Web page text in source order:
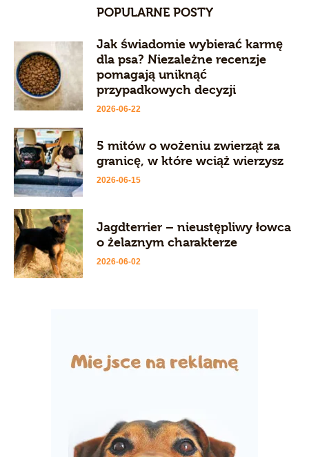
POPULARNE POSTY
Jak świadomie wybierać karmę
dla psa? Niezależne recenzje
pomagają uniknąć
przypadkowych decyzji
2026-06-22
5 mitów o wożeniu zwierząt za
granicę, w które wciąż wierzysz
2026-06-15
Jagdterrier – nieustępliwy łowca
o żelaznym charakterze
2026-06-02